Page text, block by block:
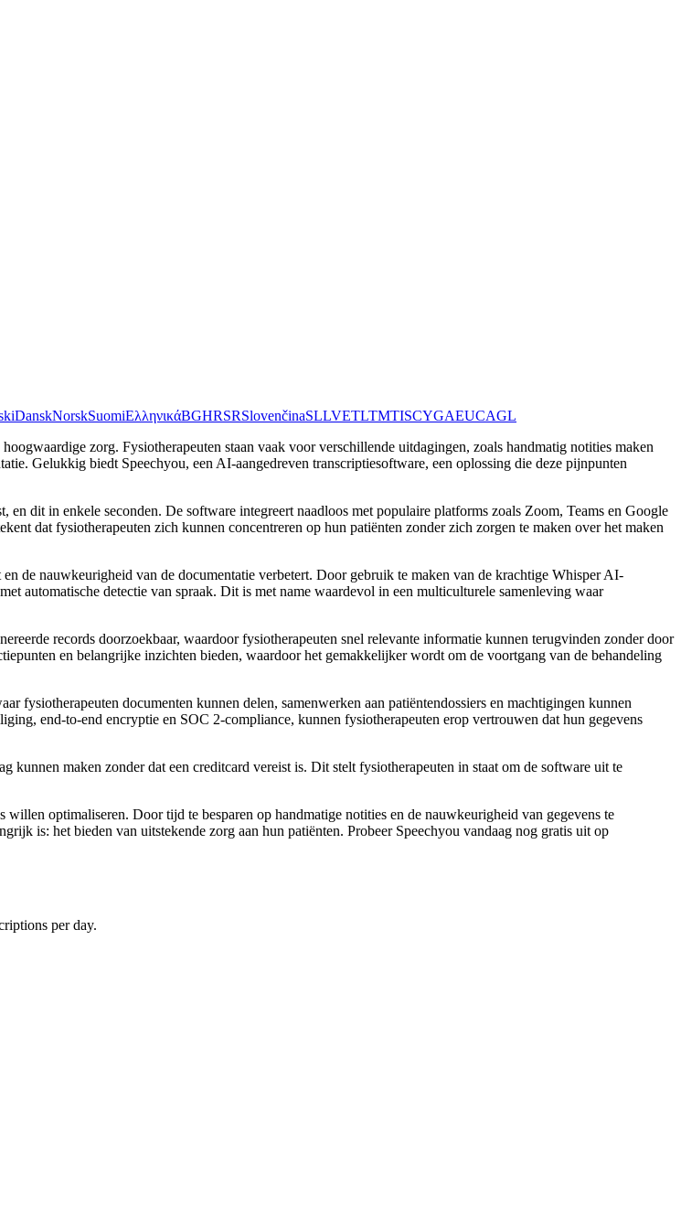
DanskNorskSuomiΕλληνικάBGHRSRSlovenčinaSLLVETLTMTISCYGAEUCAGL
zorg. Fysiotherapeuten staan vaak voor verschillende uitdagingen, zoals handmatig notities maken
Gelukkig biedt Speechyou, een AI-aangedreven transcriptiesoftware, een oplossing die deze pijnpunten
dit in enkele seconden. De software integreert naadloos met populaire platforms zoals Zoom, Teams en Google
dat fysiotherapeuten zich kunnen concentreren op hun patiënten zonder zich zorgen te maken over het maken
de nauwkeurigheid van de documentatie verbetert. Door gebruik te maken van de krachtige Whisper AI-
automatische detectie van spraak. Dit is met name waardevol in een multiculturele samenleving waar
records doorzoekbaar, waardoor fysiotherapeuten snel relevante informatie kunnen terugvinden zonder door
en belangrijke inzichten bieden, waardoor het gemakkelijker wordt om de voortgang van de behandeling
fysiotherapeuten documenten kunnen delen, samenwerken aan patiëntendossiers en machtigingen kunnen
end-to-end encryptie en SOC 2-compliance, kunnen fysiotherapeuten erop vertrouwen dat hun gegevens
kunnen maken zonder dat een creditcard vereist is. Dit stelt fysiotherapeuten in staat om de software uit te
optimaliseren. Door tijd te besparen op handmatige notities en de nauwkeurigheid van gegevens te
is: het bieden van uitstekende zorg aan hun patiënten. Probeer Speechyou vandaag nog gratis uit op
per day.